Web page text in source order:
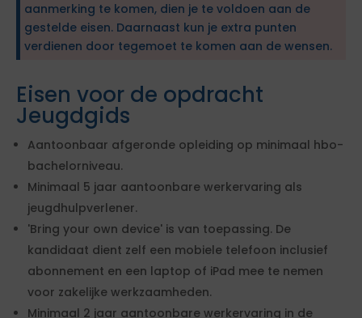
aanmerking te komen, dien je te voldoen aan de
gestelde eisen. Daarnaast kun je extra punten
verdienen door tegemoet te komen aan de wensen.
Eisen voor de opdracht
Jeugdgids
Aantoonbaar afgeronde opleiding op minimaal hbo-
bachelorniveau.
Minimaal 5 jaar aantoonbare werkervaring als
jeugdhulpverlener.
'Bring your own device' is van toepassing. De
kandidaat dient zelf een mobiele telefoon inclusief
abonnement en een laptop of iPad mee te nemen
voor zakelijke werkzaamheden.
Minimaal 2 jaar aantoonbare werkervaring in de